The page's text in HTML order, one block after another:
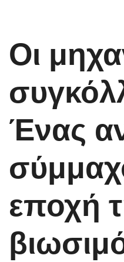
Οι
Ένας
εποχή